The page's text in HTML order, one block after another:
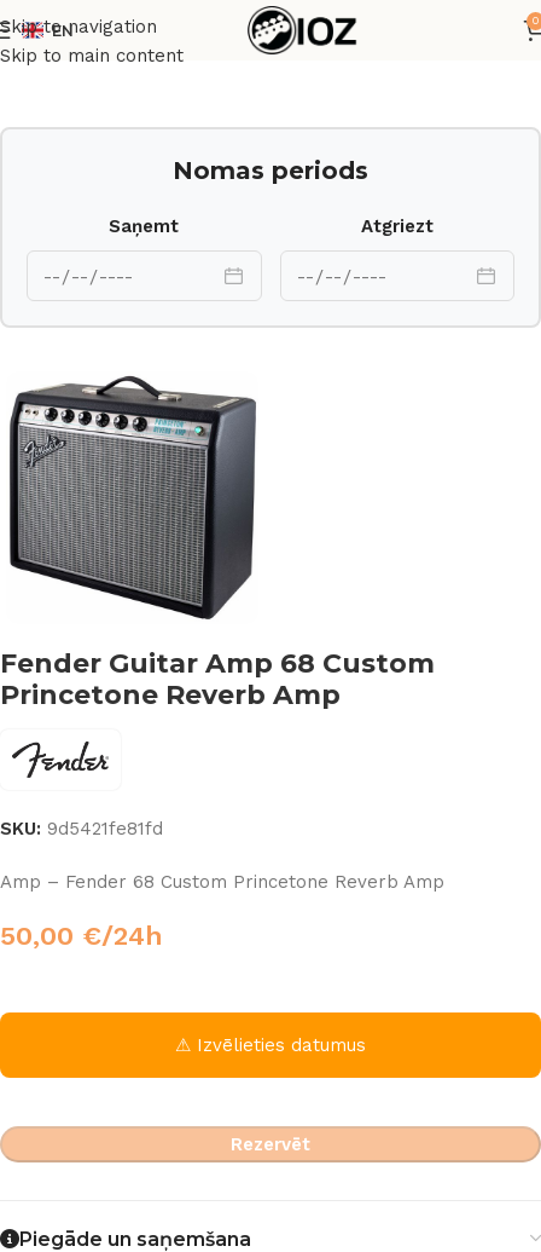
Skip to navigation
Skip to main content
EN
0
Sākums Pastiprinātāji
Nomas periods
Saņemt Atgriezt
Fender Guitar Amp 68 Custom
Princetone Reverb Amp
SKU: 9d5421fe81fd
Amp – Fender 68 Custom Princetone Reverb Amp
50,00 €/24h
⚠ Izvēlieties datumus
Rezervēt
Piegāde un saņemšana